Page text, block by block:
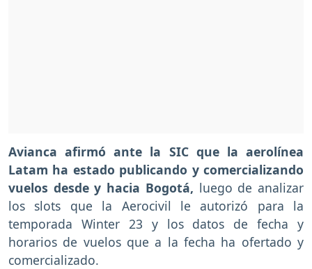
Avianca afirmó ante la SIC que la aerolínea
Latam ha estado publicando y comercializando
vuelos desde y hacia Bogotá, luego de analizar
los slots que la Aerocivil le autorizó para la
temporada Winter 23 y los datos de fecha y
horarios de vuelos que a la fecha ha ofertado y
comercializado.